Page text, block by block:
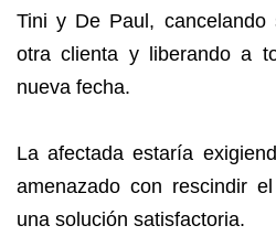
Tini y De Paul, cancelando
otra clienta y liberando a
nueva fecha.
La afectada estaría
amenazado con rescindir
una solución satisfactoria.